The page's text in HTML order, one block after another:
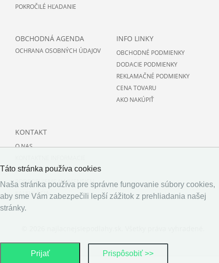
POKROČILÉ HĽADANIE
OBCHODNÁ AGENDA
OCHRANA OSOBNÝCH ÚDAJOV
INFO LINKY
OBCHODNÉ PODMIENKY
DODACIE PODMIENKY
REKLAMAČNÉ PODMIENKY
CENA TOVARU
AKO NAKÚPIŤ
KONTAKT
O NAS
O PODLAHACH
PODPORUJEME NAJMENSICH
KALKULÁCIA
Táto stránka používa cookies
Naša stránka používa pre správne fungovanie súbory cookies,
aby sme Vám zabezpečili lepší zážitok z prehliadania našej
stránky.
Prijať Prispôsobiť >>